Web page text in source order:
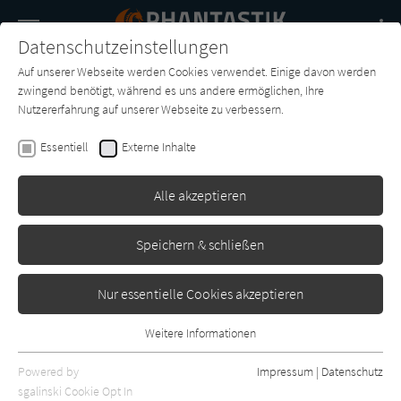
SUCHE
Buch-
Entdecker
Forum Charts
Margaret Atwood
Oryx und Crake - Die
MaddAddam Trilogie 1
(Hörbuch)
Ronin Hörverlag Erschienen: Juli 2017 2
Datenschutzeinstellungen
Auf unserer Webseite werden Cookies verwendet. Einige davon werden
zwingend benötigt, während es uns andere ermöglichen, Ihre
Nutzererfahrung auf unserer Webseite zu verbessern.
Essentiell Externe Inhalte
Alle akzeptieren
Speichern & schließen
Nur essentielle Cookies akzeptieren
Essentielle Cookies werden für grundlegende Funktionen der
Webseite benötigt. Dadurch ist gewährleistet, dass die Webseite
Weitere Informationen
Powered by
sgalinski Cookie Opt In
Impressum | Datenschutz